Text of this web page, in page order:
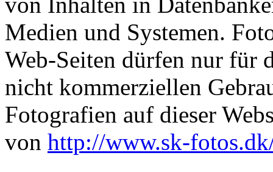
Medien und Systemen.
Web-Seiten dürfen nur für
nicht kommerziellen
Fotografien auf dieser
von http://www.sk-